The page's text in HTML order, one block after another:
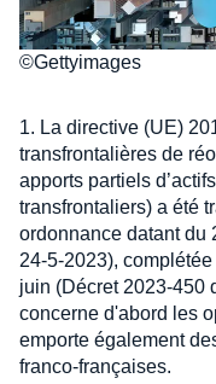
©Gettyimages
1. La directive (UE)
transfrontalières de
apports partiels
transfrontaliers) a été
ordonnance datant du
24-5-2023),
juin (Décret 2023-450
concerne d'abord les
emporte également
franco-françaises.